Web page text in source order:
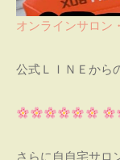
オンラインサロン
公式ＬＩＮＥから
さらに自自宅サロ